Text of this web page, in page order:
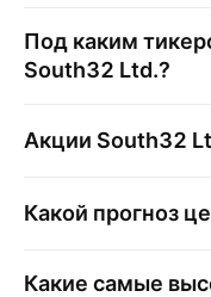
Под каким
South32 Ltd.?
Акции South32
Какой прогноз
Какие самые